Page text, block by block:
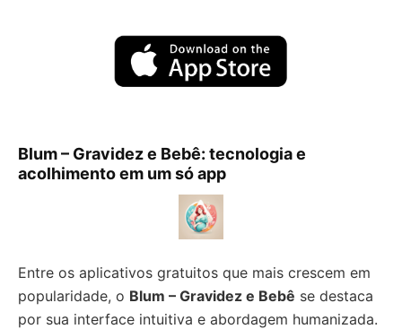
Blum – Gravidez e Bebê: tecnologia e
acolhimento em um só app
Entre os aplicativos gratuitos que mais crescem em
popularidade, o Blum – Gravidez e Bebê se destaca
por sua interface intuitiva e abordagem humanizada.